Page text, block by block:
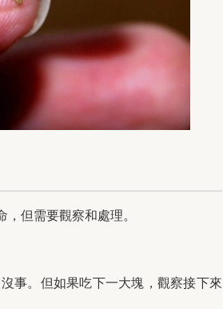
但需要觀察和處理。
事。但如果吃下一大塊，觀察接下來